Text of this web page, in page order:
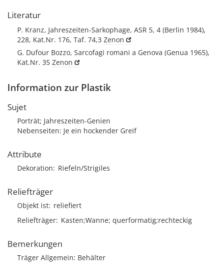
Literatur
P. Kranz, Jahreszeiten-Sarkophage, ASR 5, 4 (Berlin 1984),
228, Kat.Nr. 176, Taf. 74,3 Zenon
G. Dufour Bozzo, Sarcofagi romani a Genova (Genua 1965),
Kat.Nr. 35 Zenon
Information zur Plastik
Sujet
Porträt; Jahreszeiten-Genien
Nebenseiten: Je ein hockender Greif
Attribute
Dekoration Riefeln/Strigiles
Reliefträger
Objekt ist reliefiert
Reliefträger Kasten;Wanne; querformatig;rechteckig
Bemerkungen
Träger Allgemein: Behälter